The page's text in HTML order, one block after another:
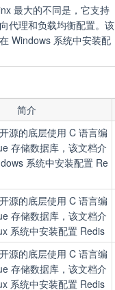
最大的不同是，它支持
代理和负载均衡配置。该
Windows 系统中安装配
简介
源的底层使用 C 语言编
存储数据库，该文档介
系统中安装配置 Re
源的底层使用 C 语言编
存储数据库，该文档介
系统中安装配置 Redis
源的底层使用 C 语言编
存储数据库，该文档介
系统中安装配置 Redis